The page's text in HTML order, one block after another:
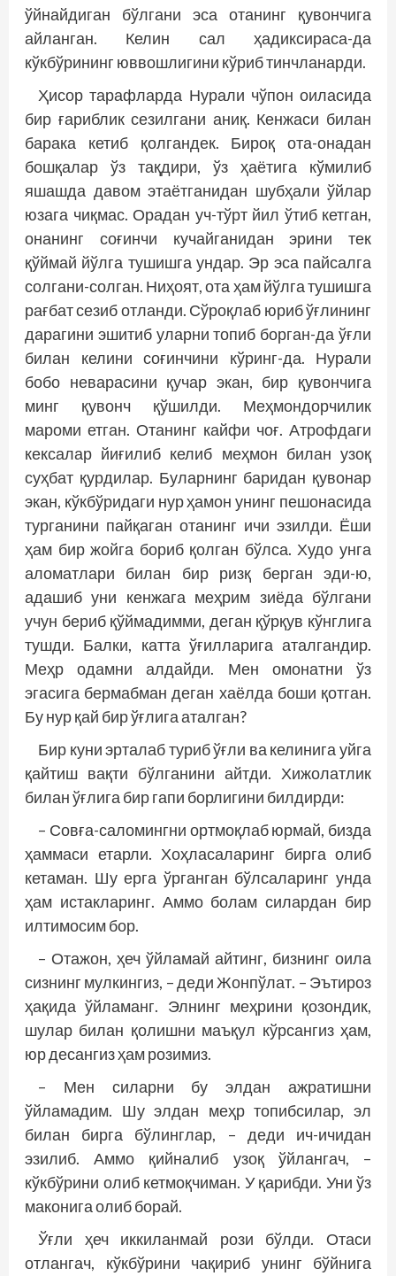
ўйнайдиган бўлгани эса отанинг қувончига
айланган. Келин сал ҳадиксираса-да
кўкбўрининг юввошлигини кўриб тинчланарди.
Ҳисор тарафларда Нурали чўпон оиласида
бир ғариблик сезилгани аниқ. Кенжаси билан
барака кетиб қолгандек. Бироқ ота-онадан
бошқалар ўз тақдири, ўз ҳаётига кўмилиб
яшашда давом этаётганидан шубҳали ўйлар
юзага чиқмас. Орадан уч-тўрт йил ўтиб кетган,
онанинг соғинчи кучайганидан эрини тек
қўймай йўлга тушишга ундар. Эр эса пайсалга
солгани-солган. Ниҳоят, ота ҳам йўлга тушишга
рағбат сезиб отланди. Сўроқлаб юриб ўғлининг
дарагини эшитиб уларни топиб борган-да ўғли
билан келини соғинчини кўринг-да. Нурали
бобо неварасини қучар экан, бир қувончига
минг қувонч қўшилди. Меҳмондорчилик
мароми етган. Отанинг кайфи чоғ. Атрофдаги
кексалар йиғилиб келиб меҳмон билан узоқ
суҳбат қурдилар. Буларнинг баридан қувонар
экан, кўкбўридаги нур ҳамон унинг пешонасида
турганини пайқаган отанинг ичи эзилди. Ёши
ҳам бир жойга бориб қолган бўлса. Худо унга
аломатлари билан бир ризқ берган эди-ю,
адашиб уни кенжага меҳрим зиёда бўлгани
учун бериб қўймадимми, деган қўрқув кўнглига
тушди. Балки, катта ўғилларига аталгандир.
Меҳр одамни алдайди. Мен омонатни ўз
эгасига бермаб­ман деган хаёлда боши қотган.
Бу нур қай бир ўғлига аталган?
Бир куни эрталаб туриб ўғли ва келинига уйга
қайтиш вақти бўлганини айт­­ди. Хижолатлик
билан ўғлига бир гапи борлигини билдирди:
– Совға-саломингни ортмоқлаб юрмай, бизда
ҳаммаси етарли. Хоҳласаларинг бирга олиб
кетаман. Шу ерга ўрганган бўлсаларинг унда
ҳам истакларинг. Аммо болам силардан бир
илтимосим бор.
– Отажон, ҳеч ўйламай айтинг, бизнинг оила
сизнинг мулкингиз, – деди Жонпўлат. – Эътироз
ҳақида ўйламанг. Элнинг меҳрини қозондик,
шулар билан қолишни маъқул кўрсангиз ҳам,
юр десангиз ҳам розимиз.
– Мен силарни бу элдан ажратишни
ўйламадим. Шу элдан меҳр топибсилар, эл
билан бирга бўлинглар, – деди ич-­ичидан
эзилиб. Аммо қийналиб узоқ ўйлангач, –
кўкбўрини олиб кетмоқчиман. У қарибди. Уни ўз
маконига олиб борай.
Ўғли ҳеч иккиланмай рози бўлди. Отаси
отлангач, кўкбўрини чақириб унинг бўйнига